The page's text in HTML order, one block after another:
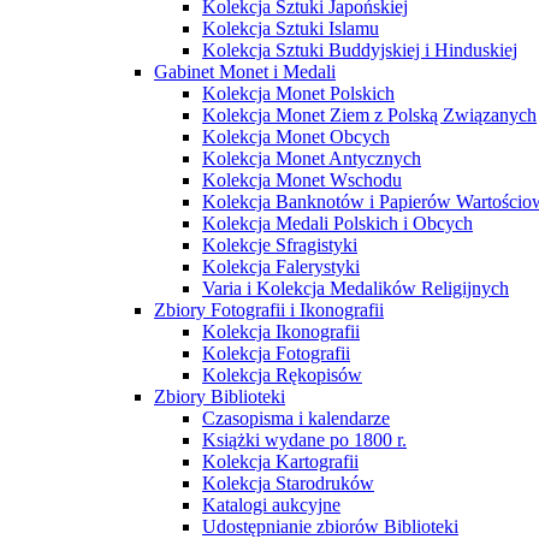
Kolekcja Sztuki Japońskiej
Kolekcja Sztuki Islamu
Kolekcja Sztuki Buddyjskiej i Hinduskiej
Gabinet Monet i Medali
Kolekcja Monet Polskich
Kolekcja Monet Ziem z Polską Związanych
Kolekcja Monet Obcych
Kolekcja Monet Antycznych
Kolekcja Monet Wschodu
Kolekcja Banknotów i Papierów
Kolekcja Medali Polskich i Obcych
Kolekcje Sfragistyki
Kolekcja Falerystyki
Varia i Kolekcja Medalików Religijnych
Zbiory Fotografii i Ikonografii
Kolekcja Ikonografii
Kolekcja Fotografii
Kolekcja Rękopisów
Zbiory Biblioteki
Czasopisma i kalendarze
Książki wydane po 1800 r.
Kolekcja Kartografii
Kolekcja Starodruków
Katalogi aukcyjne
Udostępnianie zbiorów Biblioteki